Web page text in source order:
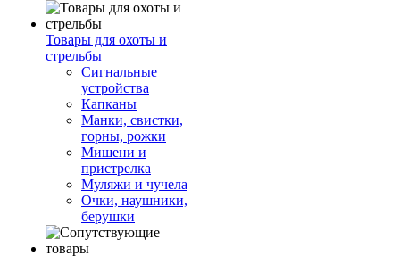
Товары для охоты и
стрельбы
Сигнальные
устройства
Капканы
Манки, свистки,
горны, рожки
Мишени и
пристрелка
Муляжи и чучела
Очки, наушники,
берушки